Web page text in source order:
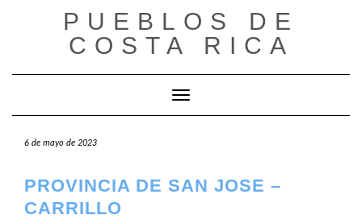
PUEBLOS DE
COSTA RICA
Cambiar modo de navegación
6 de mayo de 2023
PROVINCIA DE SAN JOSE –
CARRILLO